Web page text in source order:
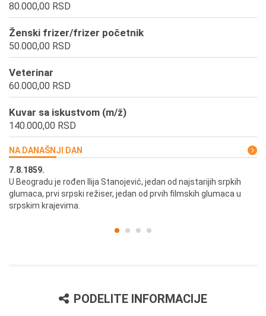
80.000,00 RSD
Ženski frizer/frizer početnik
50.000,00 RSD
Veterinar
60.000,00 RSD
Kuvar sa iskustvom (m/ž)
140.000,00 RSD
NA DANAŠNJI DAN
7.8.1859.
U Beogradu je rođen Ilija Stanojević, jedan od najstarijih srpkih
glumaca, prvi srpski režiser, jedan od prvih filmskih glumaca u
srpskim krajevima.
PODELITE INFORMACIJE